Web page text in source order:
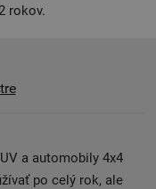
rokov.
a automobily 4x4
po celý rok, ale